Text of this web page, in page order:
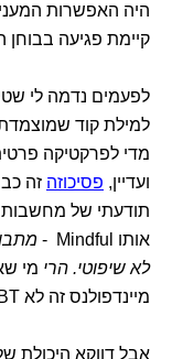
קיימת פגיעה בבוחן
למילת קוד
מדי לפרקטיקה
ועדיין, פסיכוזה זה
תודעתי של מחשבות
אותו Mindful -
לא שיפוטי. הרי
מיינדפולנס זה לא DBT.
אבל דווקא היכולת